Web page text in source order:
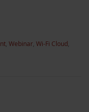
Webinar Wi-Fi Cloud